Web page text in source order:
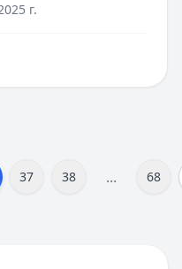
г.
37 38 ... 68